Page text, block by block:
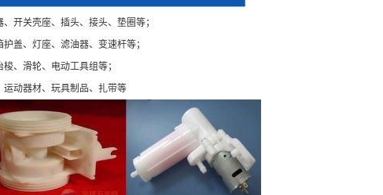
开关壳座、插头、接头、垫圈等；
盖、灯座、滤油器、变速杆等；
、滑轮、电动工具组等；
动器材、玩具制品、扎带等